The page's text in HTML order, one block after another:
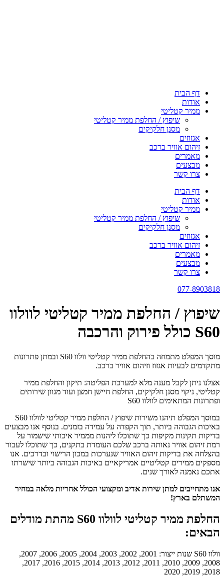
דף הבית
אודות
ממיר קטליטי
שיפוץ / החלפת ממיר קטליטי
מסנן חלקיקים
אגזוזים
זיהום אוויר ברכב
מאמרים
מבצעים
צרו קשר
דף הבית
אודות
ממיר קטליטי
שיפוץ / החלפת ממיר קטליטי
מסנן חלקיקים
אגזוזים
זיהום אוויר ברכב
מאמרים
מבצעים
צרו קשר
077-8903818
שיפוץ / החלפת ממיר קטליטי לוולוו
S60 כולל פירוק והרכבה
מוסך המפלט מתמחה בהחלפת ממיר קטליטי וולוו S60 ובמתן פתרונות
מתקדמים לבעיות אגזוז וזיהום אוויר ברכב.
אצלנו ניתן לקבל מענה מלא למערכת הפליטה: תיקון והחלפת ממיר
קטליטי, ניקוי מסנן חלקיקים, החלפת חיישן חמצן ועוד מגוון שירותים
ופתרונות המתאימים לוולוו S60
במוסך המפלט תיהנו משירות שיפוץ / החלפת ממיר קטליטי לוולוו S60
באיכות הגבוהה ביותר, תוך הקפדה על עמידה בזמנים. בנוסף אנו מבצעים
בדיקות תקינות מקיפות כך שתוכלו ליהנות מממיר איכותי שישמור על
רמת זיהום אוויר נאותה ברכב שלכם העומדת בתקנים, כך שתוכלו לעבור
בהצלחה את בדיקות זיהום האוויר שנערכות במכון הרישוי ובדרכים. אנו
מספקים ממירים קטליטיים אמריקאיים באיכות הגבוהה ביותר שישרתו
אתכם נאמנה לאורך שנים.
אנו מתחייבים למתן שירות אדיב ומקצועי הכולל אחריות מלאה במחיר
המשתלם בארץ!
החלפת ממיר קטליטי לוולוו S60 מהתת מודלים
הבאים:
וולוו S60 שנות ייצור: 2001, 2002, 2003, 2004, 2005, 2006, 2007,
2008, 2009, 2010, 2011, 2012, 2013, 2014, 2015, 2016, 2017,
2018, 2019, 2020